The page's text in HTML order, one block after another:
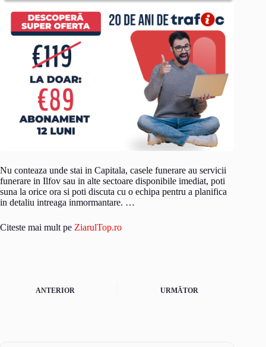
Nu conteaza unde stai in Capitala, casele funerare au servicii
funerare in Ilfov sau in alte sectoare disponibile imediat, poti
suna la orice ora si poti discuta cu o echipa pentru a planifica
in detaliu intreaga inmormantare. …
Citeste mai mult pe ZiarulTop.ro
ANTERIOR URMĂTOR